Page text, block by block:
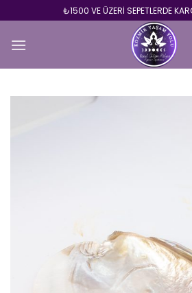
to
content
₺1500 VE ÜZERİ SEPETLERDE